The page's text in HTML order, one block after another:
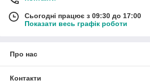
Сьогодні працює з 09:30 до 17:00
Показати весь графік роботи
Про нас
Контакти